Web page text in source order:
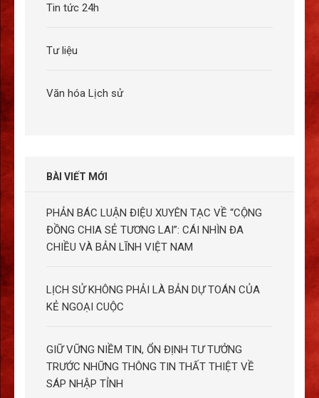
Tin tức 24h
Tư liệu
Văn hóa Lịch sử
BÀI VIẾT MỚI
PHẢN BÁC LUẬN ĐIỆU XUYÊN TẠC VỀ “CỘNG
ĐỒNG CHIA SẺ TƯƠNG LAI”: CÁI NHÌN ĐA
CHIỀU VÀ BẢN LĨNH VIỆT NAM
LỊCH SỬ KHÔNG PHẢI LÀ BẢN DỰ TOÁN CỦA
KẺ NGOẠI CUỘC
GIỮ VỮNG NIỀM TIN, ỔN ĐỊNH TƯ TƯỞNG
TRƯỚC NHỮNG THÔNG TIN THẤT THIỆT VỀ
SÁP NHẬP TỈNH